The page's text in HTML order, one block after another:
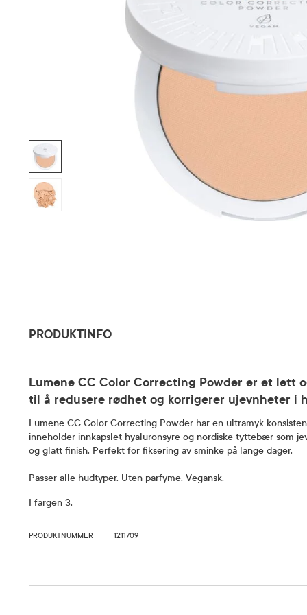
PRODUKTINFO
Lumene CC Color Correcting Powder er et lett
til å redusere rødhet og korrigerer ujevnheter i
Lumene CC Color Correcting Powder har en ultramyk
inneholder innkapslet hyaluronsyre og nordiske tyttebær som
og glatt finish. Perfekt for fiksering av sminke på lange dager.
Passer alle hudtyper. Uten parfyme. Vegansk.
I fargen 3.
PRODUKTNUMMER 1211709